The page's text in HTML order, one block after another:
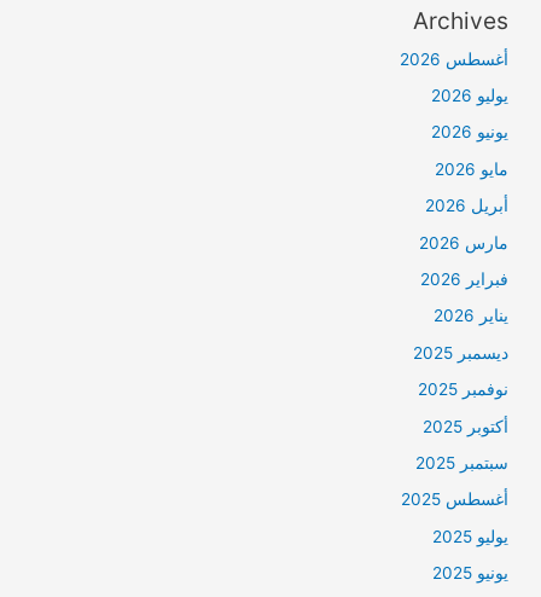
Archives
أغسطس 2026
يوليو 2026
يونيو 2026
مايو 2026
أبريل 2026
مارس 2026
فبراير 2026
يناير 2026
ديسمبر 2025
نوفمبر 2025
أكتوبر 2025
سبتمبر 2025
أغسطس 2025
يوليو 2025
يونيو 2025